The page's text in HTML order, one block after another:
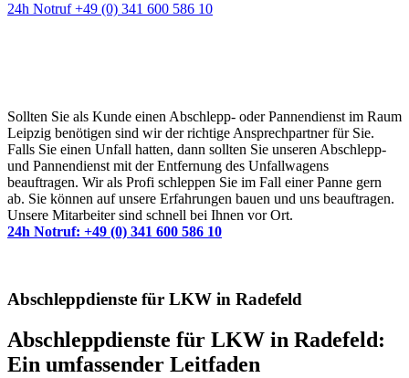
24h Notruf +49 (0) 341 600 586 10
Sollten Sie als Kunde einen Abschlepp- oder Pannendienst im Raum
Leipzig benötigen sind wir der richtige Ansprechpartner für Sie.
Falls Sie einen Unfall hatten, dann sollten Sie unseren Abschlepp-
und Pannendienst mit der Entfernung des Unfallwagens
beauftragen. Wir als Profi schleppen Sie im Fall einer Panne gern
ab. Sie können auf unsere Erfahrungen bauen und uns beauftragen.
Unsere Mitarbeiter sind schnell bei Ihnen vor Ort.
24h Notruf: +49 (0) 341 600 586 10
Abschleppdienste für LKW in Radefeld
Abschleppdienste für LKW in Radefeld:
Ein umfassender Leitfaden